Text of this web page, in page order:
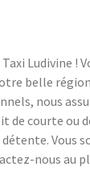
Ludivine !
belle
nous
de courte ou
Vous
nous au